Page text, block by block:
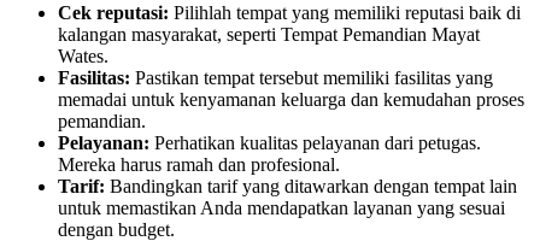
Cek reputasi: Pilihlah tempat yang memiliki reputasi baik di
kalangan masyarakat, seperti Tempat Pemandian Mayat
Wates.
Fasilitas: Pastikan tempat tersebut memiliki fasilitas yang
memadai untuk kenyamanan keluarga dan kemudahan proses
pemandian.
Pelayanan: Perhatikan kualitas pelayanan dari petugas.
Mereka harus ramah dan profesional.
Tarif: Bandingkan tarif yang ditawarkan dengan tempat lain
untuk memastikan Anda mendapatkan layanan yang sesuai
dengan budget.